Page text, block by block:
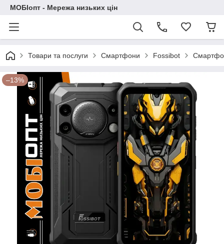
МОБІопт - Мережа низьких цін
Товари та послуги Смартфони Fossibot
–13%